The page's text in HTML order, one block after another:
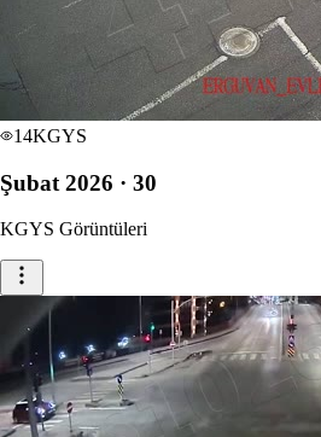
14KGYS
Şubat 2026 · 30
KGYS Görüntüleri